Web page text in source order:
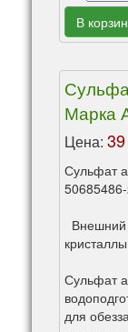
В
Марка
Цена:
Сульфат
Сульфат
для